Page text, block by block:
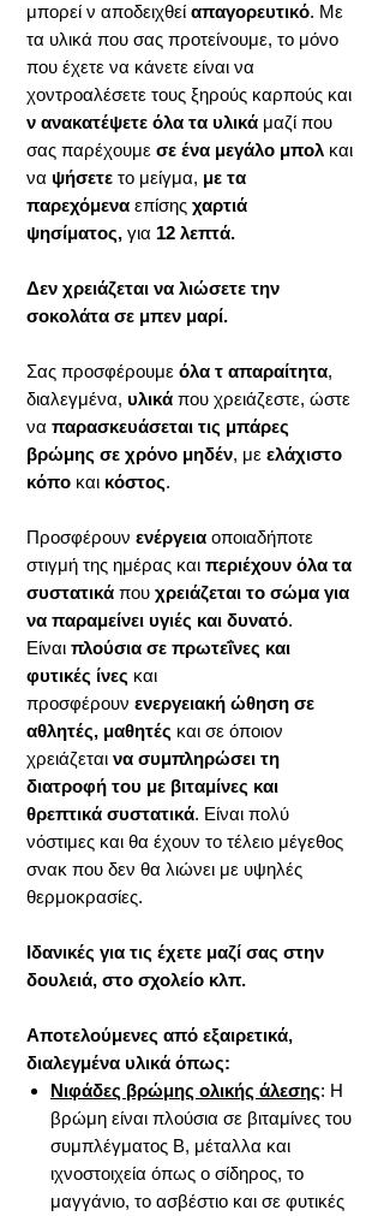
μπορεί ν αποδειχθεί απαγορευτικό. Με
τα υλικά που σας προτείνουμε, το μόνο
που έχετε να κάνετε είναι να
χοντροαλέσετε τους ξηρούς καρπούς και
ν ανακατέψετε όλα τα υλικά μαζί που
σας παρέχουμε σε ένα μεγάλο μπολ και
να ψήσετε το μείγμα, με τα
παρεχόμενα επίσης χαρτιά
ψησίματος, για 12 λεπτά.
Δεν χρειάζεται να λιώσετε την
σοκολάτα σε μπεν μαρί.
Σας προσφέρουμε όλα τ απαραίτητα,
διαλεγμένα, υλικά που χρειάζεστε, ώστε
να παρασκευάσεται τις μπάρες
βρώμης σε χρόνο μηδέν, με ελάχιστο
κόπο και κόστος.
Προσφέρουν ενέργεια οποιαδήποτε
στιγμή της ημέρας και περιέχουν όλα τα
συστατικά που χρειάζεται το σώμα για
να παραμείνει υγιές και δυνατό.
Είναι πλούσια σε πρωτεΐνες και
φυτικές ίνες και
προσφέρουν ενεργειακή ώθηση σε
αθλητές, μαθητές και σε όποιον
χρειάζεται να συμπληρώσει τη
διατροφή του με βιταμίνες και
θρεπτικά συστατικά. Είναι πολύ
νόστιμες και θα έχουν το τέλειο μέγεθος
σνακ που δεν θα λιώνει με υψηλές
θερμοκρασίες.
Ιδανικές για τις έχετε μαζί σας στην
δουλειά, στο σχολείο κλπ.
Αποτελούμενες από εξαιρετικά,
διαλεγμένα υλικά όπως:
Νιφάδες βρώμης ολικής άλεσης: Η
βρώμη είναι πλούσια σε βιταμίνες του
συμπλέγματος Β, μέταλλα και
ιχνοστοιχεία όπως ο σίδηρος, το
μαγγάνιο, το ασβέστιο και σε φυτικές